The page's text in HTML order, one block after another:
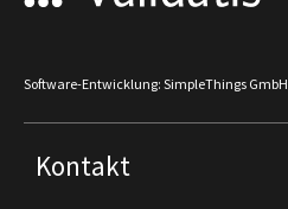
Software-Entwicklung: SimpleThings GmbH
Kontakt